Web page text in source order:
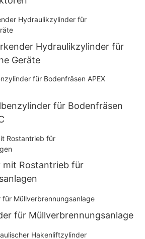
Hydraulikzylinder für
Geräte
für Bodenfräsen
mit Rostantrieb für
für Müllverbrennungsanlage